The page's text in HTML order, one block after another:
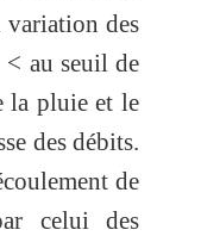
des
< au seuil de
la pluie et le
des débits.
de
celui des